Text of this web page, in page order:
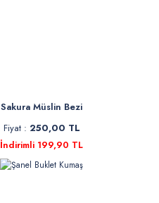
Sakura Müslin Bezi
Fiyat : 250,00 TL
İndirimli 199,90 TL